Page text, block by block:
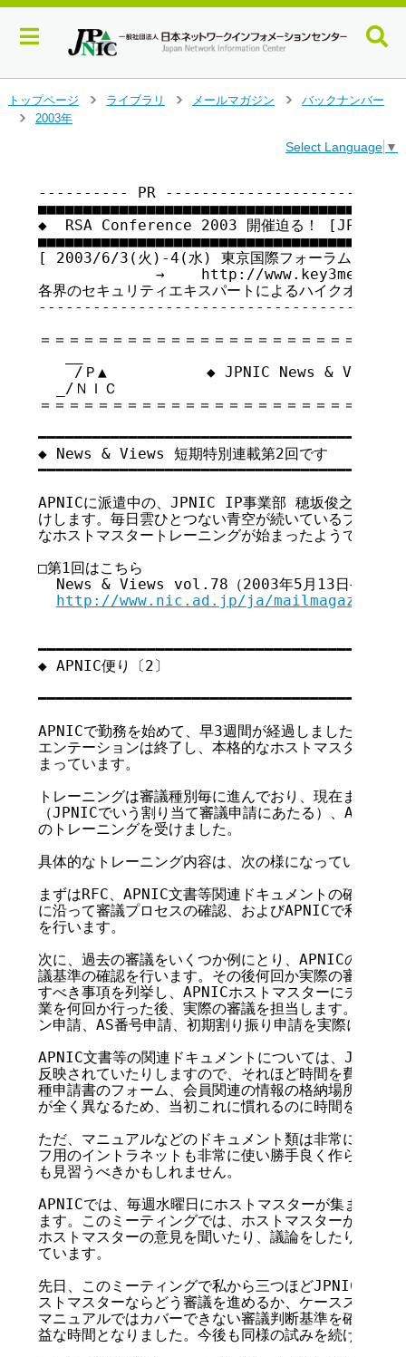
トップページ
ライブラリ
メールマガジン
バックナンバー
2003年
Select Language ▼
---------- PR
■■■■■■■■■■■■■■■■■■■■■■■■■■■■■■■■■■■
◆  RSA Conference 2003 開催迫る！ [JPNIC後
■■■■■■■■■■■■■■■■■■■■■■■■■■■■■■■■■■■
[ 2003/6/3(火)-4(水) 東京国際フォーラム]
→    http://
各界のセキュリティエキスパートによるハイクオリテ
＝＝＝＝＝＝＝＝＝＝＝＝＝＝＝＝＝＝＝＝＝＝＝＝
/Ｐ▲           ◆ JPNIC News & Views
  _/ＮＩＣ
＝＝＝＝＝＝＝＝＝＝＝＝＝＝＝＝＝＝＝＝＝＝＝＝
━━━━━━━━━━━━━━━━━━━━━━━━━━━━━━━━━━━
◆ News & Views 短期特別連載第2回です
━━━━━━━━━━━━━━━━━━━━━━━━━━━━━━━━━━━
APNICに派遣中の、JPNIC IP事業部 穂坂俊之からの
けします。毎日雲ひとつない青空が続いているブリス
なホストマスタートレーニングが始まったようです。
□第1回はこちら
  News & Views vol.78（2003年5月13日発行）
http://www.nic.ad.jp/ja/mailmagazine/
━━━━━━━━━━━━━━━━━━━━━━━━━━━━━━━━━━━
◆ APNIC便り〔2〕
━━━━━━━━━━━━━━━━━━━━━━━━━━━━━━━━━━━
APNICで勤務を始めて、早3週間が経過しました。これ
エンテーションは終了し、本格的なホストマスターと
まっています。
トレーニングは審議種別毎に進んでおり、現在までに
（JPNICでいう割り当て審議申請にあたる）、AS番号
のトレーニングを受けました。
具体的なトレーニング内容は、次の様になっています。
まずはRFC、APNIC文書等関連ドキュメントの確認を
に沿って審議プロセスの確認、およびAPNICで利用す
を行います。
次に、過去の審議をいくつか例にとり、APNICのホス
議基準の確認を行います。その後何回か実際の審議申
すべき事項を列挙し、APNICホストマスターにチェッ
業を何回か行った後、実際の審議を担当します。現在
ン申請、AS番号申請、初期割り振り申請を実際に審議
APNIC文書等の関連ドキュメントについては、JPNIC
反映されていたりしますので、それほど時間を費やす
種申請書のフォーム、会員関連の情報の格納場所、審
が全く異なるため、当初これに慣れるのに時間を要しま
ただ、マニュアルなどのドキュメント類は非常によく
フ用のイントラネットも非常に使い勝手良く作られて
も見習うべきかもしれません。
APNICでは、毎週水曜日にホストマスターが集まって
ます。このミーティングでは、ホストマスターが判断
ホストマスターの意見を聞いたり、議論をしたりして
ています。
先日、このミーティングで私から三つほどJPNICの審
ストマスターならどう審議を進めるか、ケーススタデ
マニュアルではカバーできない審議判断基準を確認す
益な時間となりました。今後も同様の試みを続けていく